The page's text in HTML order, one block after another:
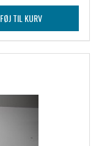
FØJ TIL KURV